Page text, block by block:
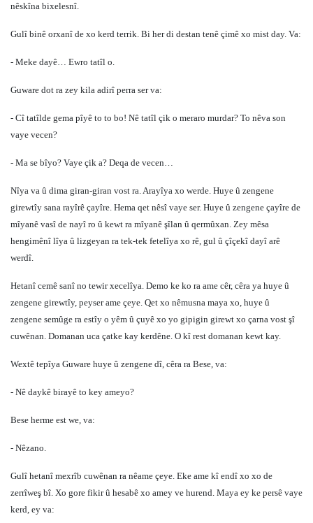
nêskîna bixelesnî.
Gulî binê orxanî de xo kerd terrik. Bi her di destan tenê çimê xo mist day. Va:
- Meke dayê… Ewro tatîl o.
Guware dot ra zey kila adirî perra ser va:
- Cî tatîlde gema pîyê to to bo! Nê tatîl çik o meraro murdar? To nêva son
vaye vecen?
- Ma se bîyo? Vaye çik a? Deqa de vecen…
Nîya va û dima giran-giran vost ra. Arayîya xo werde. Huye û zengene
girewtîy sana rayîrê çayîre. Hema qet nêsî vaye ser. Huye û zengene çayîre de
mîyanê vasî de nayî ro û kewt ra mîyanê şîlan û qermûxan. Zey mêsa
hengimênî lîya û lizgeyan ra tek-tek fetelîya xo rê, gul û çîçekî dayî arê
werdî.
Hetanî cemê sanî no tewir xecelîya. Demo ke ko ra ame cêr, cêra ya huye û
zengene girewtîy, peyser ame çeye. Qet xo nêmusna maya xo, huye û
zengene semûge ra estîy o yêm û çuyê xo yo gipigin girewt xo çarna vost şî
cuwênan. Domanan uca çatke kay kerdêne. O kî rest domanan kewt kay.
Wextê tepîya Guware huye û zengene dî, cêra ra Bese, va:
- Nê daykê birayê to key ameyo?
Bese herme est we, va:
- Nêzano.
Gulî hetanî mexrîb cuwênan ra nêame çeye. Eke ame kî endî xo xo de
zerrîweş bî. Xo gore fikir û hesabê xo amey ve hurend. Maya ey ke persê vaye
kerd, ey va: